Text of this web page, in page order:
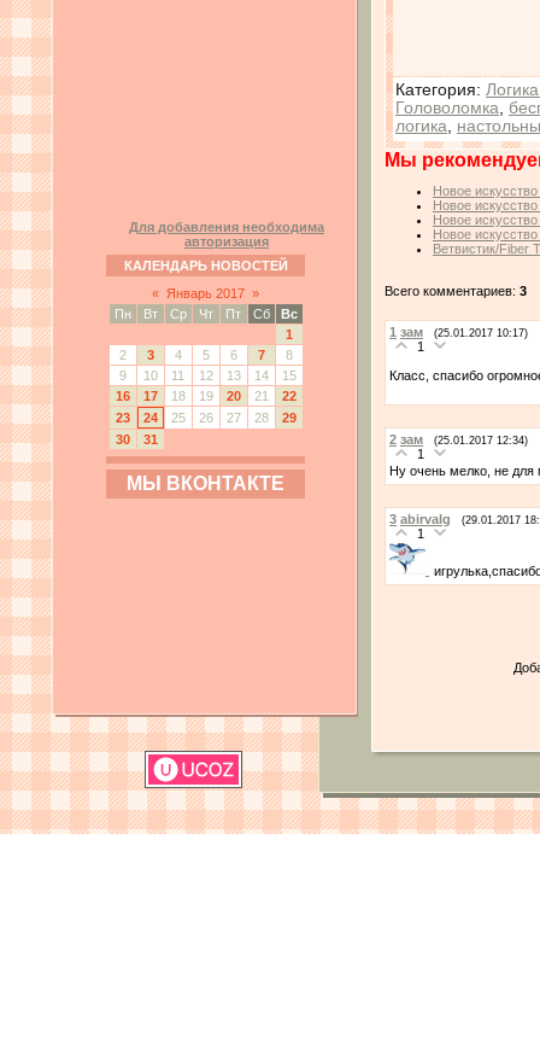
Для добавления необходима
авторизация
КАЛЕНДАРЬ НОВОСТЕЙ
« Январь 2017 »
Пн
Вт Ср Чт Пт Сб
Вс
1
2
3 4 5 6 7
8
9
10 11 12 13 14
15
16
17 18 19 20 21
22
23
24 25 26 27 28
29
30
31
МЫ ВКОНТАКТЕ
Категория:
Головоломка
логика
Мы
Новое
Новое
Новое
Новое
Ветвистик/Fiber
Всего комментариев: 3
1 зам (25.01.2017 10:17)
1
Класс, спасибо
2 зам (25.01.2017 12:34)
1
Ну очень мелко, не для
3 abirvalg (29.01.2017
1